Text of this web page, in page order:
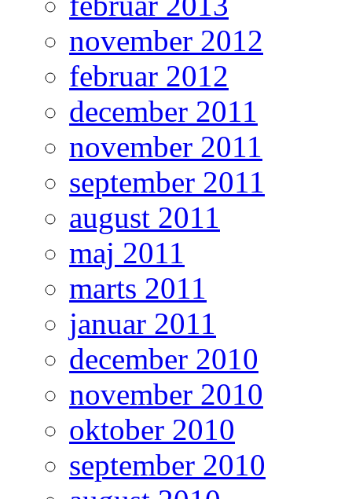
november 2012
februar 2012
december 2011
november 2011
september 2011
august 2011
maj 2011
marts 2011
januar 2011
december 2010
november 2010
oktober 2010
september 2010